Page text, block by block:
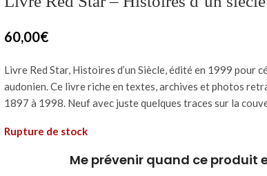
60,00€
Livre Red Star, Histoires d’un Siècle, édité en 1999 pour
audonien. Ce livre riche en textes, archives et photos
1897 à 1998. Neuf avec juste quelques traces sur la
Rupture de stock
Me prévenir quand ce produit